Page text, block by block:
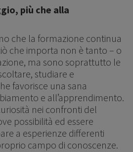
più che alla
che la formazione continua
che importa non è tanto – o
ma sono soprattutto le
studiare e
favorisce una sana
e all’apprendimento.
nei confronti del
possibilità ed essere
a esperienze differenti
campo di conoscenze.